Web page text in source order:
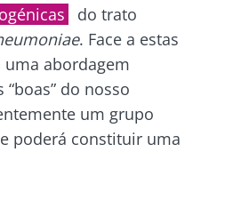
do trato
. Face a estas
abordagem
do nosso
um grupo
poderá constituir uma